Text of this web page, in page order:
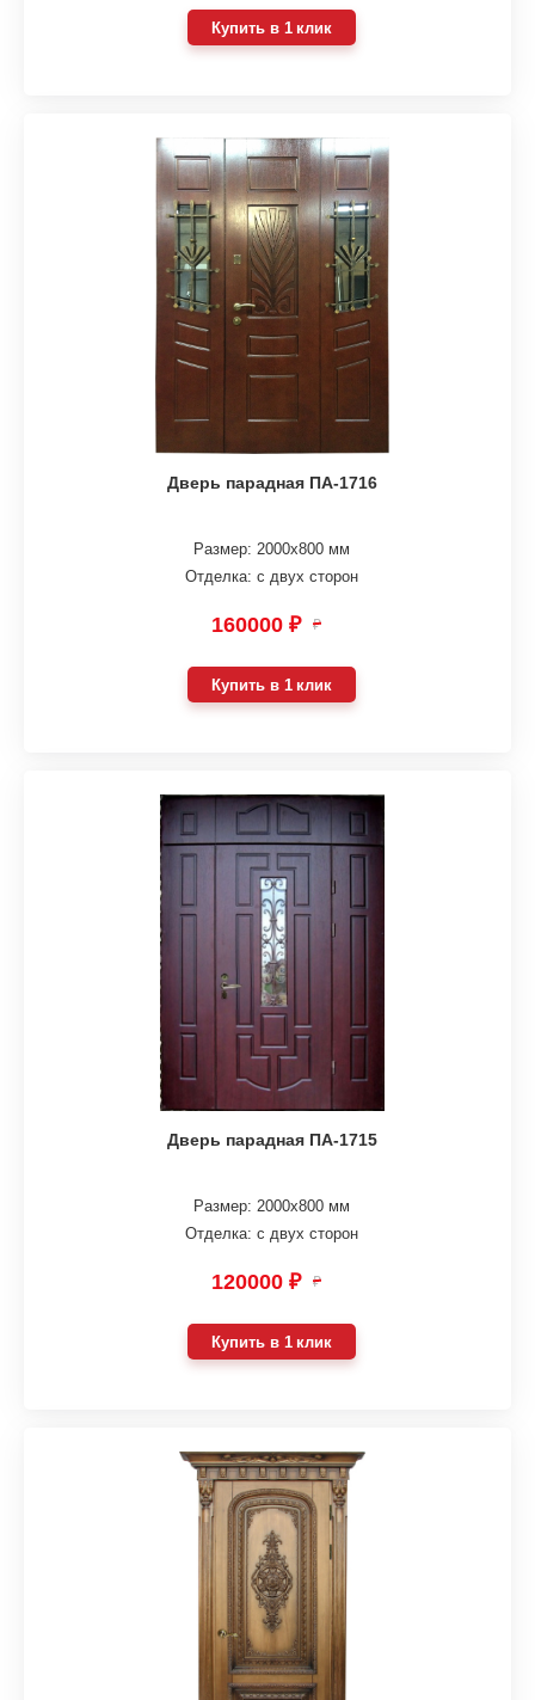
Купить в 1 клик
Дверь парадная ПА-1716
Размер: 2000х800 мм
Отделка: с двух сторон
160000 ₽ ₽
Купить в 1 клик
Дверь парадная ПА-1715
Размер: 2000х800 мм
Отделка: с двух сторон
120000 ₽ ₽
Купить в 1 клик